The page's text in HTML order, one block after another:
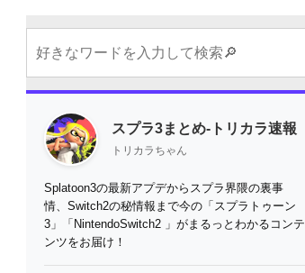
スプラ3まとめ-トリカラ速報
トリカラちゃん
Splatoon3の最新アプデからスプラ界隈の裏事
情、Switch2の秘情報まで今の「スプラトゥーン
3」「NintendoSwitch2 」がまるっとわかるコンテ
ンツをお届け！